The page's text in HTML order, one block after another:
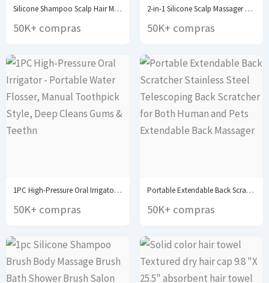
Silicone Shampoo Scalp Hair Massager Head Body Scalp...
50K+ compras
2-in-1 Silicone Scalp Massager & Shampoo Brush -...
50K+ compras
1PC High-Pressure Oral Irrigator - Portable Water Flosser,...
50K+ compras
Portable Extendable Back Scratcher Stainless Steel Telescoping Back...
50K+ compras